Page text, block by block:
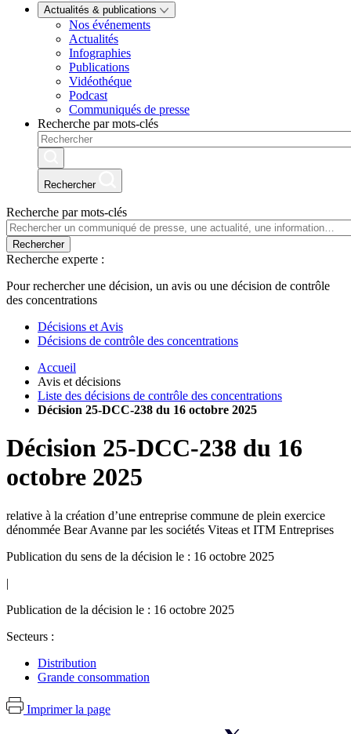
Actualités & publications
Nos événements
Actualités
Infographies
Publications
Vidéothéque
Podcast
Communiqués de presse
Recherche par mots-clés
Rechercher
Recherche par mots-clés
Rechercher
Recherche experte :
Pour rechercher une décision, un avis ou une décision de contrôle
des concentrations
Décisions et Avis
Décisions de contrôle des concentrations
Accueil
Avis et décisions
Liste des décisions de contrôle des concentrations
Décision 25-DCC-238 du 16 octobre 2025
Décision 25-DCC-238 du 16
octobre 2025
relative à la création d’une entreprise commune de plein exercice
dénommée Bear Avanne par les sociétés Viteas et ITM Entreprises
Publication du sens de la décision le : 16 octobre 2025
|
Publication de la décision le : 16 octobre 2025
Secteurs :
Distribution
Grande consommation
Imprimer la page